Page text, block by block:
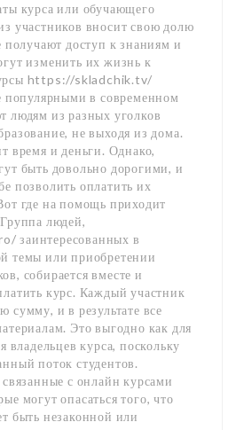
курса или обучающего
участников вносит свою долю
доступ к знаниям и
изменить их жизнь к
https://skladchik.tv/
популярными в современном
людям из разных уголков
не выходя из дома.
время и деньги. Однако,
быть довольно дорогими, и
позволить оплатить их
где на помощь приходит
людей,
заинтересованных в
темы или приобретении
собирается вместе и
курс. Каждый участник
сумму, и в результате все
Это выгодно как для
владельцев курса, поскольку
поток студентов.
с онлайн курсами
могут опасаться того, что
быть незаконной или